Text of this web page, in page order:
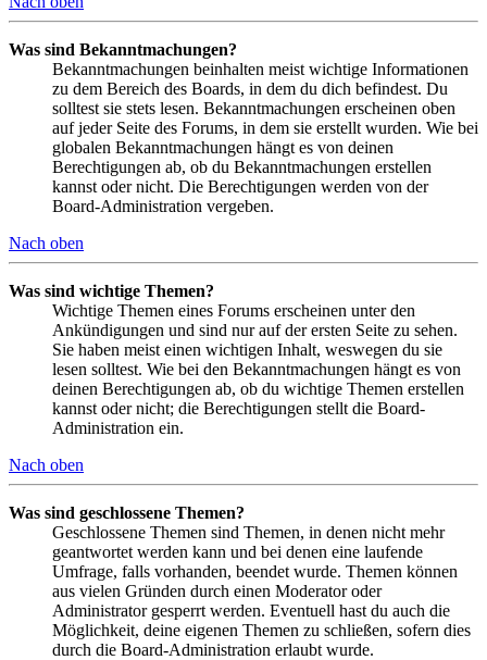
Was sind Bekanntmachungen?
Bekanntmachungen beinhalten meist wichtige Informationen
zu dem Bereich des Boards, in dem du dich befindest. Du
solltest sie stets lesen. Bekanntmachungen erscheinen oben
auf jeder Seite des Forums, in dem sie erstellt wurden. Wie bei
globalen Bekanntmachungen hängt es von deinen
Berechtigungen ab, ob du Bekanntmachungen erstellen
kannst oder nicht. Die Berechtigungen werden von der
Board-Administration vergeben.
Nach oben
Was sind wichtige Themen?
Wichtige Themen eines Forums erscheinen unter den
Ankündigungen und sind nur auf der ersten Seite zu sehen.
Sie haben meist einen wichtigen Inhalt, weswegen du sie
lesen solltest. Wie bei den Bekanntmachungen hängt es von
deinen Berechtigungen ab, ob du wichtige Themen erstellen
kannst oder nicht; die Berechtigungen stellt die Board-
Administration ein.
Nach oben
Was sind geschlossene Themen?
Geschlossene Themen sind Themen, in denen nicht mehr
geantwortet werden kann und bei denen eine laufende
Umfrage, falls vorhanden, beendet wurde. Themen können
aus vielen Gründen durch einen Moderator oder
Administrator gesperrt werden. Eventuell hast du auch die
Möglichkeit, deine eigenen Themen zu schließen, sofern dies
durch die Board-Administration erlaubt wurde.